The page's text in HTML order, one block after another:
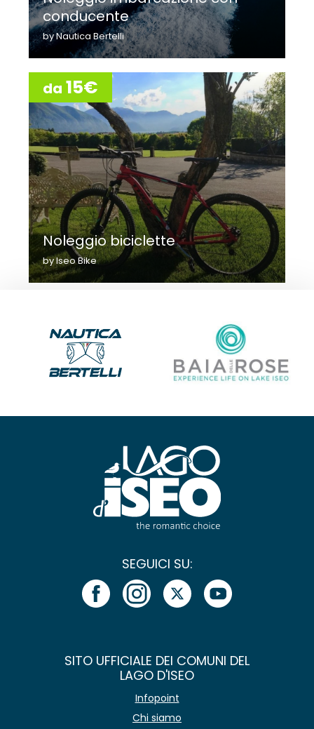
conducente
by Nautica Bertelli
da 15€
Noleggio biciclette
by Iseo Bike
SEGUICI SU:
SITO UFFICIALE DEI COMUNI DEL
LAGO D'ISEO
Infopoint
Chi siamo